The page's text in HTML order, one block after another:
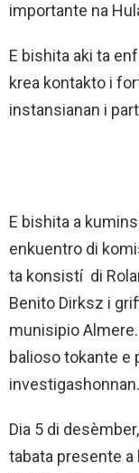
importante na
E bishita aki ta
krea kontakto i
instansianan i
E bishita a
enkuentro di
ta konsistí di
Benito Dirksz i
munisipio
balioso tokante e
investigashonnan.
Dia 5 di
tabata presente